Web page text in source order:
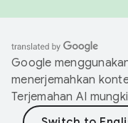
Google
menerjemahkan
Terjemahan AI